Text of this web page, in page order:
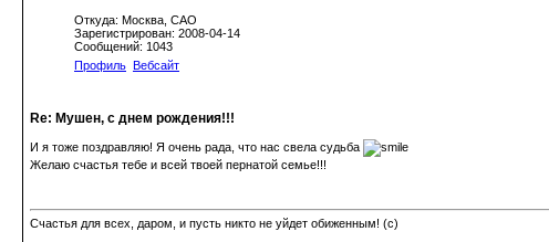
Откуда: Москва, САО
Зарегистрирован: 2008-04-14
Сообщений: 1043
Профиль
Вебсайт
Re: Мушен, с днем рождения!!!
И я тоже поздравляю! Я очень рада, что нас свела судьба
Желаю счастья тебе и всей твоей пернатой семье!!!
Счастья для всех, даром, и пусть никто не уйдет обиженным! (c)